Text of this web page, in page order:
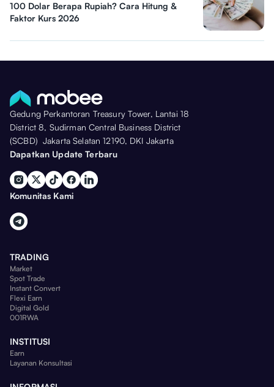
100 Dolar Berapa Rupiah? Cara Hitung &
Faktor Kurs 2026
Gedung Perkantoran Treasury Tower, Lantai 18
District 8, Sudirman Central Business District
(SCBD) Jakarta Selatan 12190, DKI Jakarta
Dapatkan Update Terbaru
Komunitas Kami
TRADING
Market
Spot Trade
Instant Convert
Flexi Earn
Digital Gold
001RWA
INSTITUSI
Earn
Layanan Konsultasi